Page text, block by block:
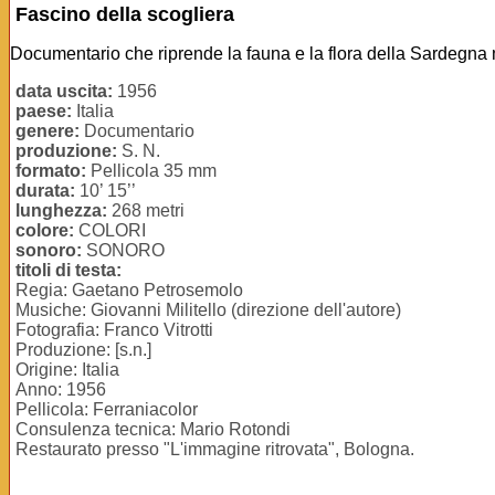
Fascino della scogliera
Documentario che riprende la fauna e la flora della Sardegna
data uscita: 1956
paese: Italia
genere: Documentario
produzione: S. N.
formato: Pellicola 35 mm
durata: 10’ 15’’
lunghezza: 268 metri
colore: COLORI
sonoro: SONORO
titoli di testa:
Regia: Gaetano Petrosemolo
Musiche: Giovanni Militello (direzione dell'autore)
Fotografia: Franco Vitrotti
Produzione: [s.n.]
Origine: Italia
Anno: 1956
Pellicola: Ferraniacolor
Consulenza tecnica: Mario Rotondi
Restaurato presso "L'immagine ritrovata", Bologna.